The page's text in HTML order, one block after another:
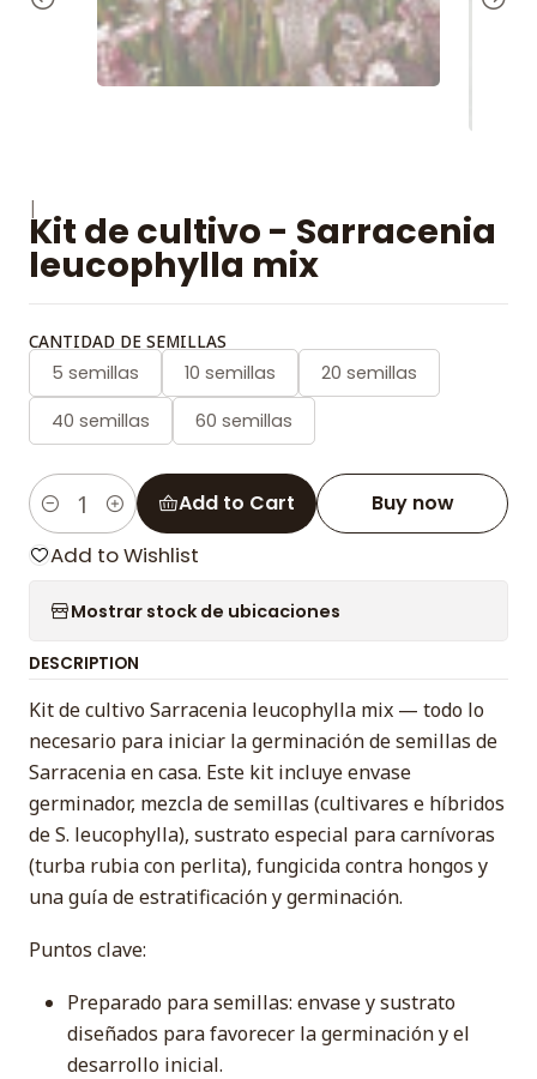
|
Kit de cultivo - Sarracenia
leucophylla mix
CANTIDAD DE SEMILLAS
5 semillas 10 semillas
20 semillas
40 semillas
60 semillas
Quantity Add to Cart Buy now
Add to Wishlist
Mostrar stock de ubicaciones
DESCRIPTION
Kit de cultivo Sarracenia leucophylla mix — todo lo
necesario para iniciar la germinación de semillas de
Sarracenia en casa. Este kit incluye envase
germinador, mezcla de semillas (cultivares e híbridos
de S. leucophylla), sustrato especial para carnívoras
(turba rubia con perlita), fungicida contra hongos y
una guía de estratificación y germinación.
Puntos clave:
Preparado para semillas: envase y sustrato
diseñados para favorecer la germinación y el
desarrollo inicial.